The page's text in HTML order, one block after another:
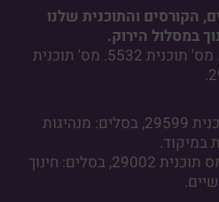
הקורסים והתוכנית שלנו
במסלול הירוק.
ניתן להזמין מתקציבי גפ"ן. מס' תוכנית 5532. מס' תוכנית
פדגוגיה בהקשב"ה, מס תוכנית 29599, בסלים: מנהיגות
במיקוד.
הפנינג חדר כושר חברתי, מס תוכנית 29002, בסלים: חינוך